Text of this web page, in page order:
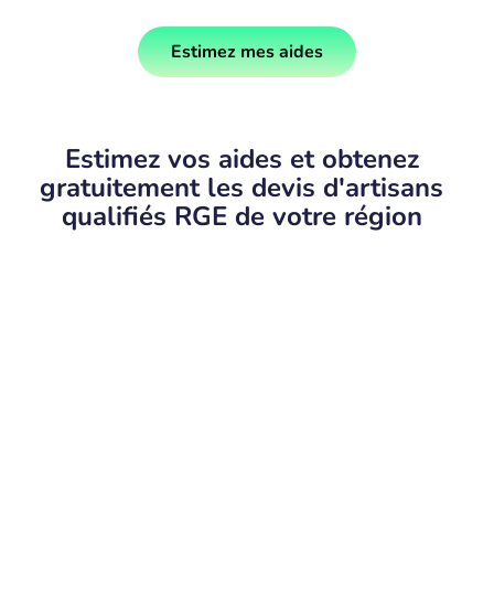
Estimez mes aides
Estimez vos aides et obtenez
gratuitement les devis d'artisans
qualifiés RGE de votre région